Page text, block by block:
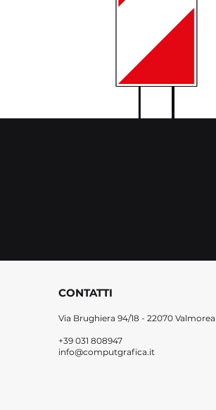
CONTATTI
Via Brughiera 94/18 - 22070 Valmorea
+39 031 808947
info@computgrafica.it